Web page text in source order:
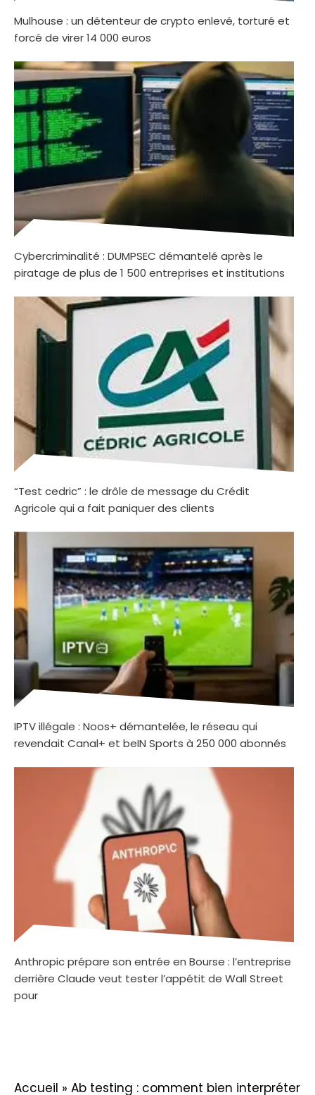
Mulhouse : un détenteur de crypto enlevé, torturé et
forcé de virer 14 000 euros
Cybercriminalité : DUMPSEC démantelé après le
piratage de plus de 1 500 entreprises et institutions
“Test cedric” : le drôle de message du Crédit
Agricole qui a fait paniquer des clients
IPTV illégale : Noos+ démantelée, le réseau qui
revendait Canal+ et beIN Sports à 250 000 abonnés
Anthropic prépare son entrée en Bourse : l’entreprise
derrière Claude veut tester l’appétit de Wall Street
pour
Accueil » Ab testing : comment bien interpréter